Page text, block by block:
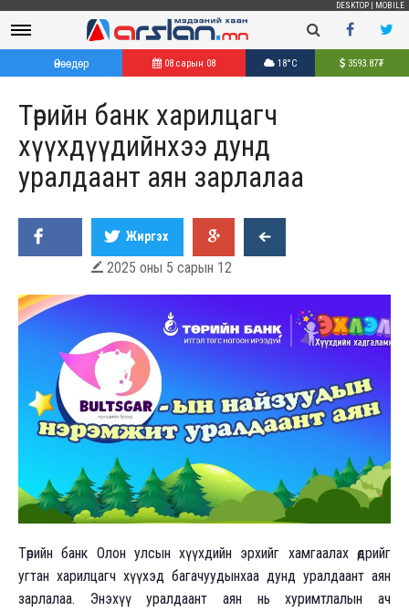
DESKTOP MOBILE
Өнөөдөр 08 сарын 08 18°C 3593.87₮
Төрийн банк харилцагч
хүүхдүүдийнхээ дунд
уралдаант аян зарлалаа
Жиргэх
 2025 оны 5 сарын 12
Төрийн банк Олон улсын хүүхдийн эрхийг хамгаалах өдрийг
угтан харилцагч хүүхэд багачуудынхаа дунд уралдаант аян
зарлалаа. Энэхүү уралдаант аян нь хуримтлалын ач